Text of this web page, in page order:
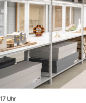
Uhrzeit:
17 Uhr